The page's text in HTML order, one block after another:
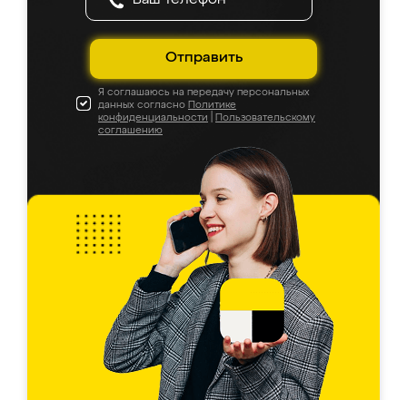
Отправить
Я соглашаюсь на передачу персональных
данных согласно Политике
конфиденциальности
Пользовательскому
соглашению